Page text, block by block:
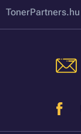
TonerPartners.hu